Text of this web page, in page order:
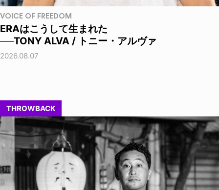
VOICE OF FREEDOM
ERAはこうして生まれた
──TONY ALVA / トニー・アルヴァ
2026.08.07
THROWBACK